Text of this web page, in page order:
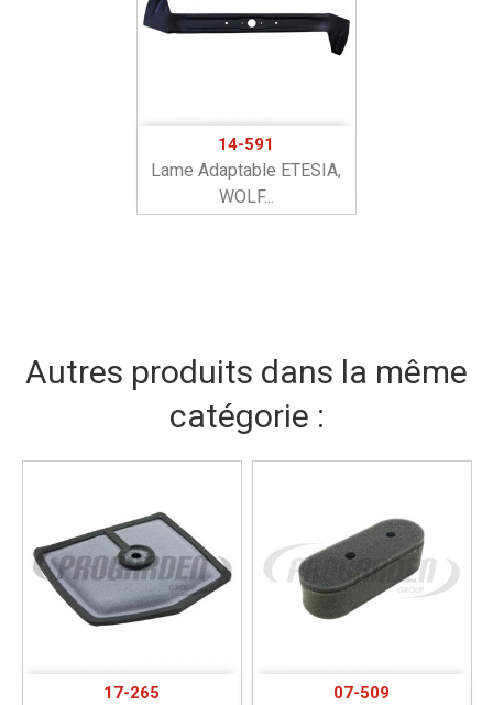
14-591
Lame Adaptable ETESIA,
WOLF...
Autres produits dans la même
catégorie :
17-265 07-509